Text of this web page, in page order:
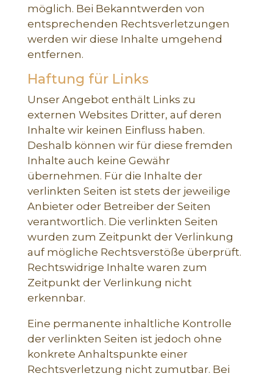
möglich. Bei Bekanntwerden von
entsprechenden Rechtsverletzungen
werden wir diese Inhalte umgehend
entfernen.
Haftung für Links
Unser Angebot enthält Links zu
externen Websites Dritter, auf deren
Inhalte wir keinen Einfluss haben.
Deshalb können wir für diese fremden
Inhalte auch keine Gewähr
übernehmen. Für die Inhalte der
verlinkten Seiten ist stets der jeweilige
Anbieter oder Betreiber der Seiten
verantwortlich. Die verlinkten Seiten
wurden zum Zeitpunkt der Verlinkung
auf mögliche Rechtsverstöße überprüft.
Rechtswidrige Inhalte waren zum
Zeitpunkt der Verlinkung nicht
erkennbar.
Eine permanente inhaltliche Kontrolle
der verlinkten Seiten ist jedoch ohne
konkrete Anhaltspunkte einer
Rechtsverletzung nicht zumutbar. Bei